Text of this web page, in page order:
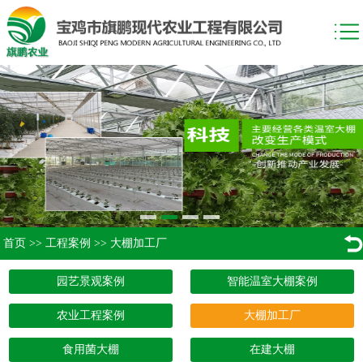
首页 >> 工程案例 >> 大棚加工厂
园艺景观案例 智能温室大棚案例
农业工程案例 大棚加工厂
食用菌大棚 在建大棚